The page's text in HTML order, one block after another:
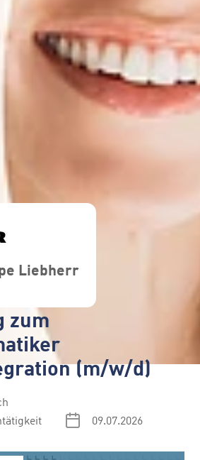
Liebherr
zum
(m/w/d)
09.07.2026